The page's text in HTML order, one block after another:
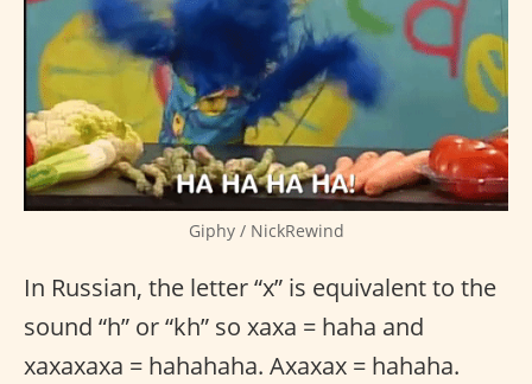
Giphy / NickRewind
In Russian, the letter “x” is equivalent to the
sound “h” or “kh” so xaxa = haha and
xaxaxaxa = hahahaha. Axaxax = hahaha.